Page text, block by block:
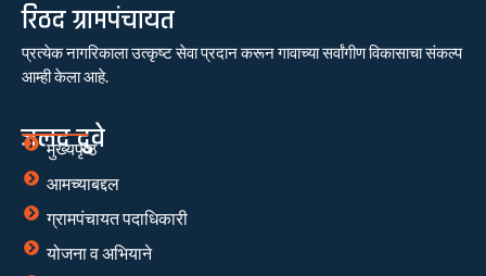
रिठद ग्रामपंचायत
प्रत्येक नागरिकाला उत्कृष्ट सेवा प्रदान करून गावाच्या सर्वांगीण विकासाचा संकल्प
आम्ही केला आहे.
जलद दुवे
मुख्यपृष्ठ
आमच्याबद्दल
ग्रामपंचायत पदाधिकारी
योजना व अभियाने